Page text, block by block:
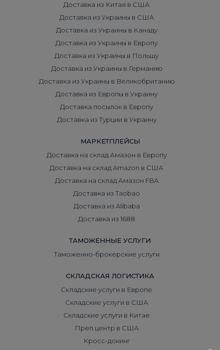
Доставка из Китая в США
Доставка из Украины в США
Доставка из Украины в Канаду
Доставка из Украины в Европу
Доставка из Украины в Польшу
Доставка из Украины в Германию
Доставка из Украины в Великобританию
Доставка из Европы в Украину
Доставка посылок в Европу
Доставка из Турции в Украину
МАРКЕТПЛЕЙСЫ
Доставка на склад Амазон в Европу
Доставка на склад Amazon в США
Доставка на склад Амазон FBA
Доставка из Taobao
Доставка из Alibaba
Доставка из 1688
ТАМОЖЕННЫЕ УСЛУГИ
Таможенно-брокерские услуги
СКЛАДСКАЯ ЛОГИСТИКА
Складские услуги в Европе
Складские услуги в США
Складские услуги в Китае
Преп центр в США
Кросс-докинг